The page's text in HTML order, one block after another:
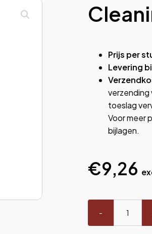
Prijs per
Levering
verzending
toeslag
Voor meer
bijlagen.
€9,26
Cleaning
wipes
aantal